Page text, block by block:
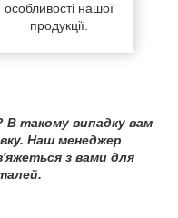
особливості нашої
продукції.
В такому випадку вам
Наш менеджер
з вами для